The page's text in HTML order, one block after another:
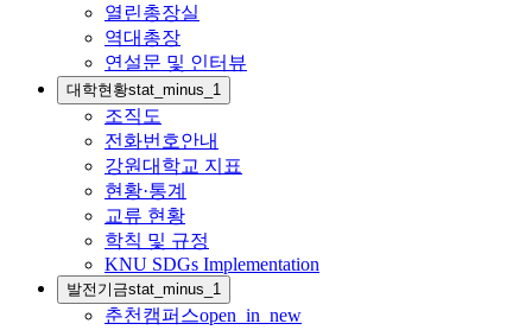
열린총장실
역대총장
연설문 및 인터뷰
대학현황stat_minus_1
조직도
전화번호안내
강원대학교 지표
현황·통계
교류 현황
학칙 및 규정
KNU SDGs Implementation
발전기금stat_minus_1
춘천캠퍼스open_in_new